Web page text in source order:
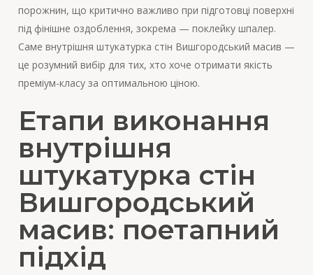
порожнин, що критично важливо при підготовці поверхні
під фінішне оздоблення, зокрема — поклейку шпалер.
Саме внутрішня штукатурка стін Вишгородський масив —
це розумний вибір для тих, хто хоче отримати якість
преміум-класу за оптимальною ціною.
Етапи виконання
внутрішня
штукатурка стін
Вишгородський
масив: поетапний
підхід